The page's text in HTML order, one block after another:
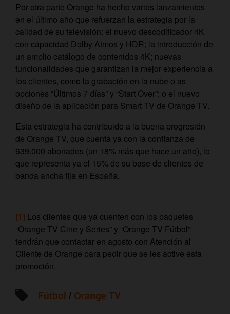
Por otra parte Orange ha hecho varios lanzamientos
en el último año que refuerzan la estrategia por la
calidad de su televisión: el nuevo descodificador 4K
con capacidad Dolby Atmos y HDR; la introducción de
un amplio catálogo de contenidos 4K; nuevas
funcionalidades que garantizan la mejor experiencia a
los clientes, como la grabación en la nube o as
opciones “Últimos 7 días” y “Start Over”; o el nuevo
diseño de la aplicación para Smart TV de Orange TV.
Esta estrategia ha contribuido a la buena progresión
de Orange TV, que cuenta ya con la confianza de
639.000 abonados (un 18% más que hace un año), lo
que representa ya el 15% de su base de clientes de
banda ancha fija en España.
[1] Los clientes que ya cuenten con los paquetes
“Orange TV Cine y Series” y “Orange TV Fútbol”
tendrán que contactar en agosto con Atención al
Cliente de Orange para pedir que se les active esta
promoción.
Fútbol / Orange TV